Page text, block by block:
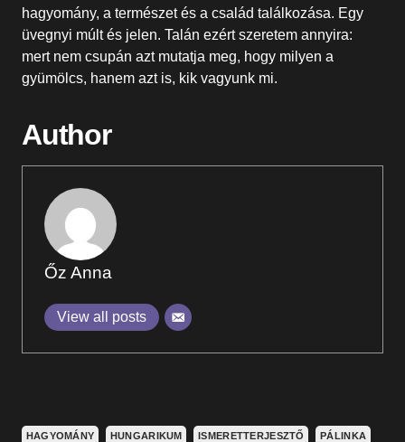
hagyomány, a természet és a család találkozása. Egy
üvegnyi múlt és jelen. Talán ezért szeretem annyira:
mert nem csupán azt mutatja meg, hogy milyen a
gyümölcs, hanem azt is, kik vagyunk mi.
Author
Őz Anna
View all posts
HAGYOMÁNY HUNGARIKUM ISMERETTERJESZTŐ PÁLINKA